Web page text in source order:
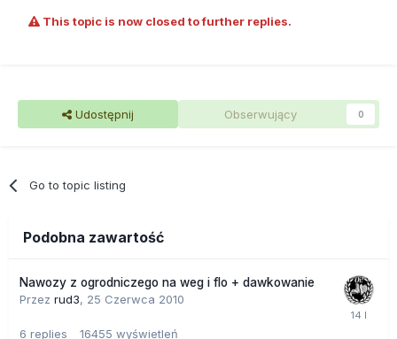
This topic is now closed to further replies.
Udostępnij Obserwujący 0
Go to topic listing
Podobna zawartość
Nawozy z ogrodniczego na weg i flo + dawkowanie
Przez rud3, 25 Czerwca 2010
6 replies 16455 wyświetleń